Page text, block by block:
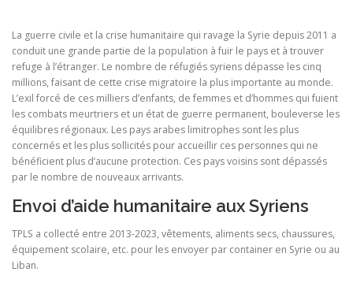
La guerre civile et la crise humanitaire qui ravage la Syrie depuis 2011 a
conduit une grande partie de la population à fuir le pays et à trouver
refuge à l’étranger. Le nombre de réfugiés syriens dépasse les cinq
millions, faisant de cette crise migratoire la plus importante au monde.
L’exil forcé de ces milliers d’enfants, de femmes et d’hommes qui fuient
les combats meurtriers et un état de guerre permanent, bouleverse les
équilibres régionaux. Les pays arabes limitrophes sont les plus
concernés et les plus sollicités pour accueillir ces personnes qui ne
bénéficient plus d’aucune protection. Ces pays voisins sont dépassés
par le nombre de nouveaux arrivants.
Envoi d’aide humanitaire aux Syriens
TPLS a collecté entre 2013-2023, vêtements, aliments secs, chaussures,
équipement scolaire, etc. pour les envoyer par container en Syrie ou au
Liban.